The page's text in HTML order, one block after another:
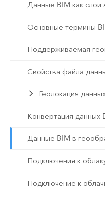
Данные BIM как слои
Основные термины
Поддерживаемая
Свойства файла
Геолокация
Конвертация данных
Данные BIM в
Подключения к
Подключение к